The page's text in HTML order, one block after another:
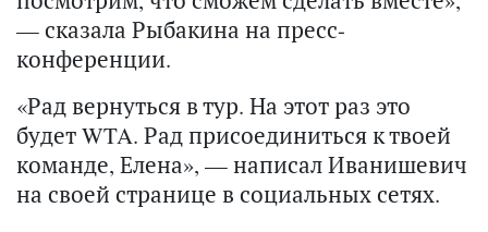
— сказала Рыбакина на пресс-
конференции.
«Рад вернуться в тур. На этот раз это
будет WTA. Рад присоединиться к твоей
команде, Елена», — написал Иванишевич
на своей странице в социальных сетях.